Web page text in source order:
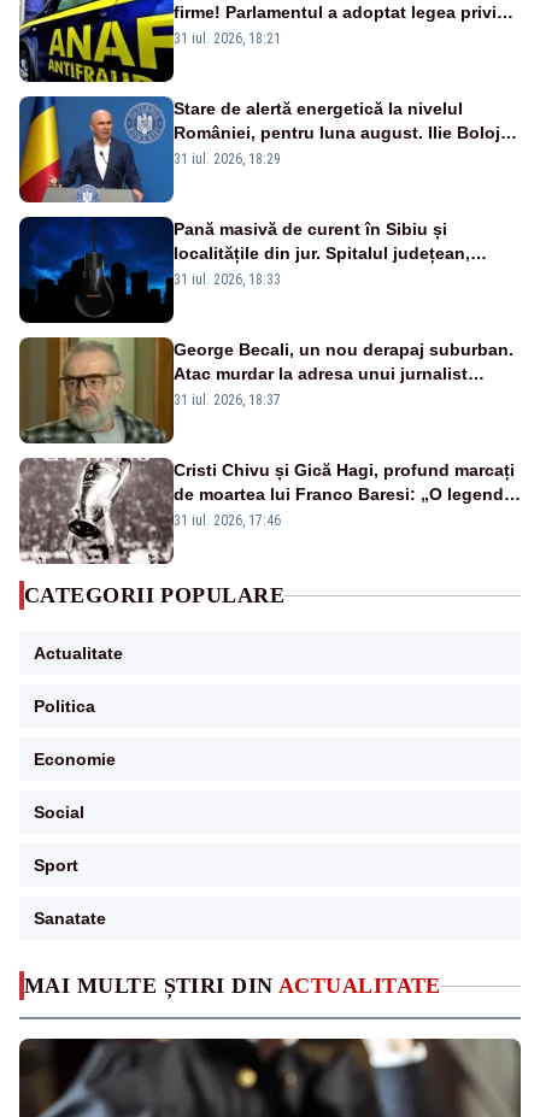
MAI MULTE ȘTIRI DIN ACTUALITATE
firme! Parlamentul a adoptat legea privind
amnistia fiscală
31 iul. 2026, 18:21
Stare de alertă energetică la nivelul
României, pentru luna august. Ilie Bolojan
a anunțat importuri și posibile restricții –
31 iul. 2026, 18:29
Pană masivă de curent în Sibiu și
localitățile din jur. Spitalul județean,
semafoarele, rețelele de telefonie, grav
31 iul. 2026, 18:33
George Becali, un nou derapaj suburban.
Atac murdar la adresa unui jurnalist
sportiv – AUDIO
31 iul. 2026, 18:37
Cristi Chivu și Gică Hagi, profund marcați
de moartea lui Franco Baresi: „O legendă
a fotbalului mondial”
31 iul. 2026, 17:46
CATEGORII POPULARE
Actualitate
Politica
Economie
Social
Sport
Sanatate